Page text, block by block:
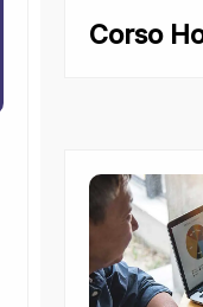
Corso